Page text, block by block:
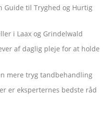
Guide til Tryghed og Hurtig
i Laax og Grindelwald
af daglig pleje for at holde
mere tryg tandbehandling
er eksperternes bedste råd